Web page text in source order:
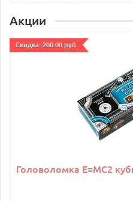
Акции
Cкидка: 200.00 руб.
Головоломка E=MC2